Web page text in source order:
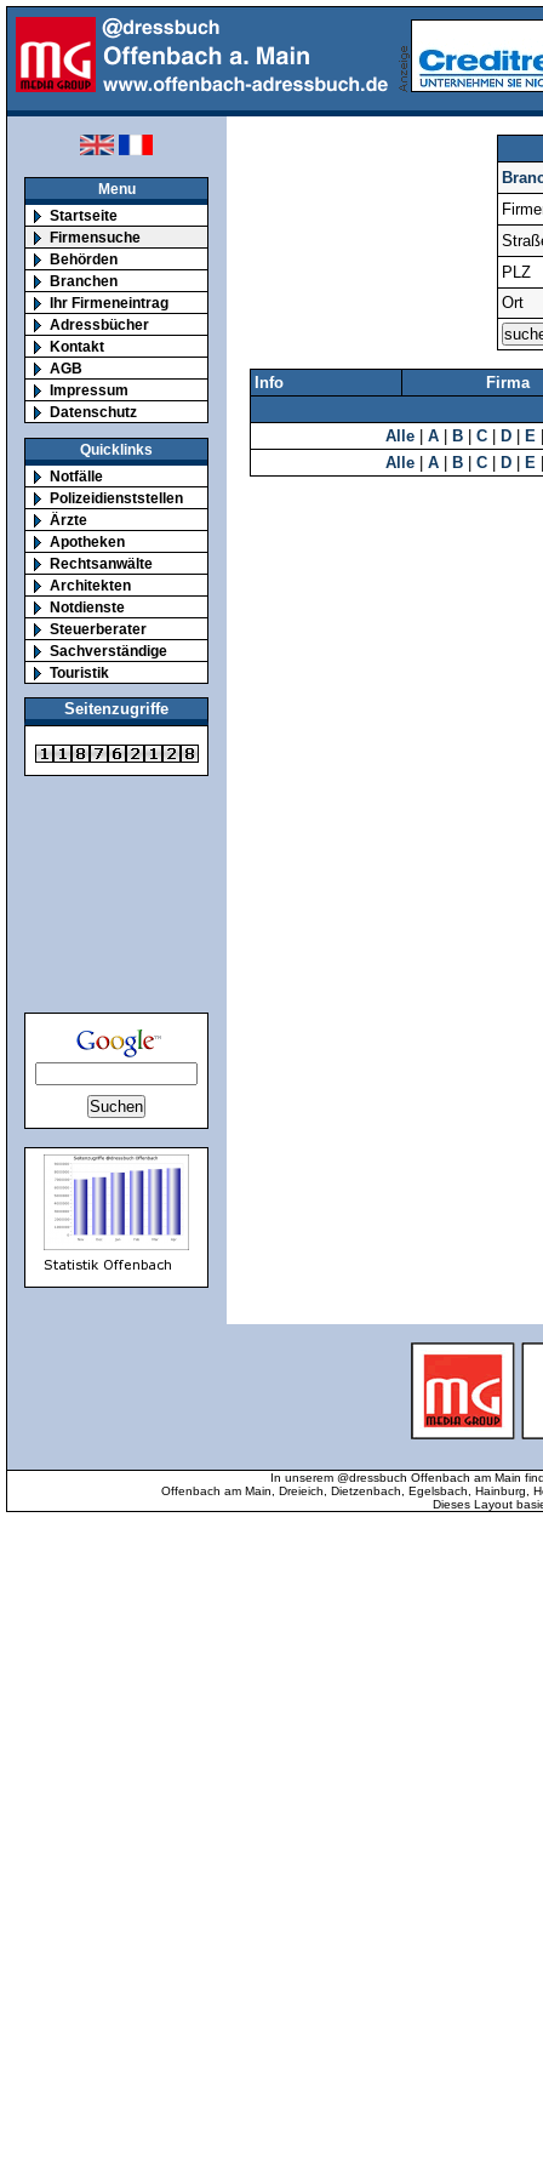
Menu
Startseite
Firmensuche
Behörden
Branchen
Ihr Firmeneintrag
Adressbücher
Kontakt
AGB
Impressum
Datenschutz
Quicklinks
Notfälle
Polizeidienststellen
Ärzte
Apotheken
Rechtsanwälte
Architekten
Notdienste
Steuerberater
Sachverständige
Touristik
Seitenzugriffe
PLZ
Ort
Info Firma
Alle A B C D E
Alle
A B C D E
In unserem @dressbuch Offenbach am Main
Offenbach am Main, Dreieich, Dietzenbach, Egelsbach, Hainburg,
Dieses Layout